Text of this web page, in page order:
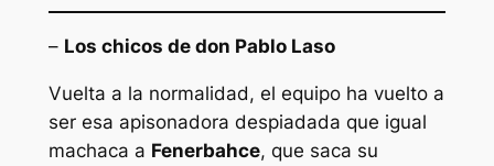
– Los chicos de don Pablo Laso
Vuelta a la normalidad, el equipo ha vuelto a
ser esa apisonadora despiadada que igual
machaca a Fenerbahce, que saca su